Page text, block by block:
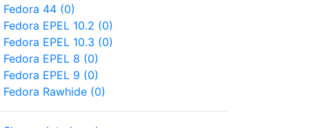
Fedora 44 (0)
Fedora EPEL 10.2 (0)
Fedora EPEL 10.3 (0)
Fedora EPEL 8 (0)
Fedora EPEL 9 (0)
Fedora Rawhide (0)